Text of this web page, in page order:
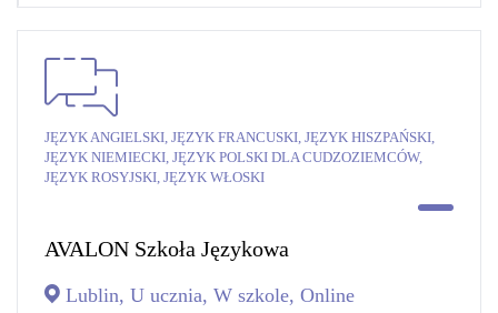
JĘZYK ANGIELSKI, JĘZYK FRANCUSKI, JĘZYK HISZPAŃSKI,
JĘZYK NIEMIECKI, JĘZYK POLSKI DLA CUDZOZIEMCÓW,
JĘZYK ROSYJSKI, JĘZYK WŁOSKI
AVALON Szkoła Językowa
Lublin, U ucznia, W szkole, Online